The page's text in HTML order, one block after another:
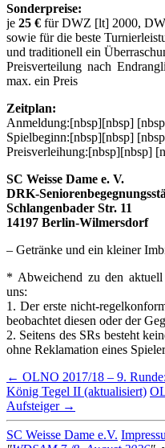
Sonderpreise:
je 25 € für DWZ [lt] 2000,
sowie für die beste
und traditionell ein
Preisverteilung nach
max. ein Preis
Zeitplan:
Anmeldung:[nbsp][nbsp]
Spielbeginn:[nbsp][nbsp]
Preisverleihung:[nbsp][nbsp]
SC Weisse Dame e. V.
DRK-
Schlangenbader Str. 11
14197 Berlin-Wilmersdorf
– Getränke und ein kleiner
* Abweichend zu den
uns:
1. Der erste nicht-
beobachtet diesen oder der
2. Seitens des SRs besteht
ohne Reklamation eines
Beitrags-
Navigation
← OLNO 2017/18 – 9.
König Tegel II (aktualisiert)
Aufsteiger →
SC Weisse Dame e.V.